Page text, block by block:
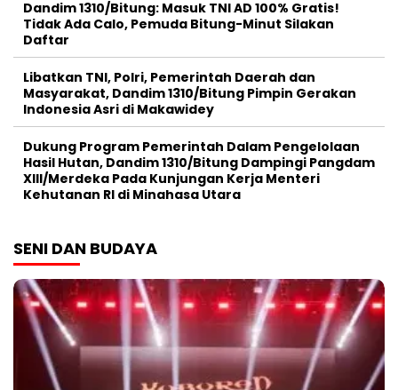
Dandim 1310/Bitung: Masuk TNI AD 100% Gratis!
Tidak Ada Calo, Pemuda Bitung-Minut Silakan
Daftar
Libatkan TNI, Polri, Pemerintah Daerah dan
Masyarakat, Dandim 1310/Bitung Pimpin Gerakan
Indonesia Asri di Makawidey
Dukung Program Pemerintah Dalam Pengelolaan
Hasil Hutan, Dandim 1310/Bitung Dampingi Pangdam
XIII/Merdeka Pada Kunjungan Kerja Menteri
Kehutanan RI di Minahasa Utara
SENI DAN BUDAYA